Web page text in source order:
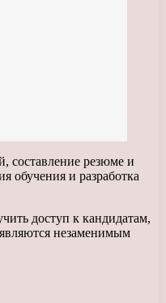
составление резюме и
обучения и разработка
доступ к кандидатам,
являются незаменимым